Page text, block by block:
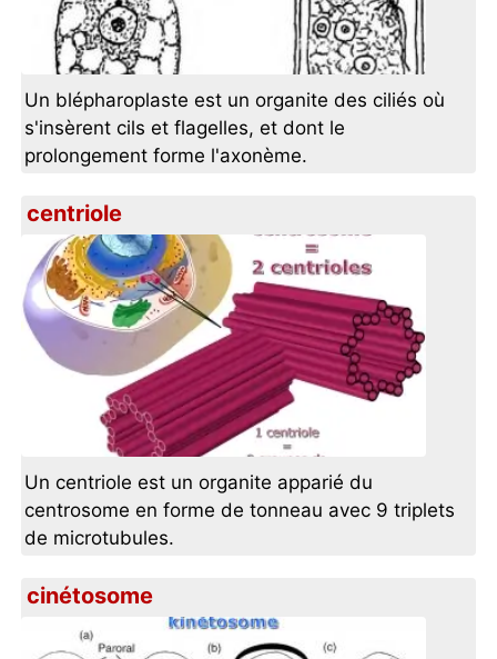
Un blépharoplaste est un organite des ciliés où
s'insèrent cils et flagelles, et dont le
prolongement forme l'axonème.
centriole
Un centriole est un organite apparié du
centrosome en forme de tonneau avec 9 triplets
de microtubules.
cinétosome